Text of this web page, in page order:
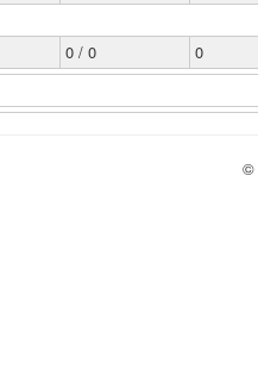
0 / 0 0
©